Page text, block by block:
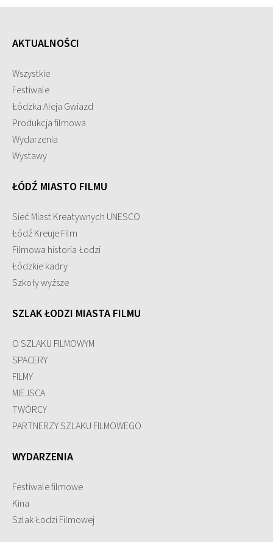
AKTUALNOŚCI
Wszystkie
Festiwale
Łódzka Aleja Gwiazd
Produkcja filmowa
Wydarzenia
Wystawy
ŁÓDŹ MIASTO FILMU
Sieć Miast Kreatywnych UNESCO
Łódź Kreuje Film
Filmowa historia Łodzi
Łódzkie kadry
Szkoły wyższe
SZLAK ŁODZI MIASTA FILMU
O SZLAKU FILMOWYM
SPACERY
FILMY
MIEJSCA
TWÓRCY
PARTNERZY SZLAKU FILMOWEGO
WYDARZENIA
Festiwale filmowe
Kina
Szlak Łodzi Filmowej